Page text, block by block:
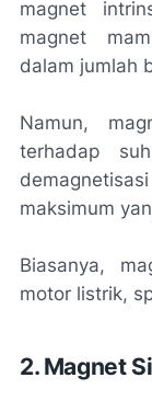
magnet
magnet
dalam jumlah
Namun,
terhadap
maksimum
Biasanya,
motor listrik,
2. Magnet